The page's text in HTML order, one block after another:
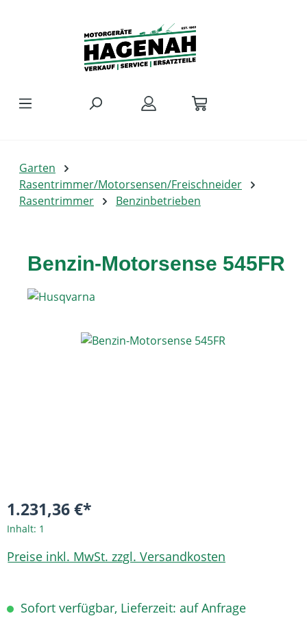
Garten
Rasentrimmer/Motorsensen/Freischneider
Rasentrimmer
Benzinbetrieben
Benzin-Motorsense 545FR
Bildergalerie überspringen
1.231,36 €*
Inhalt: 1
Preise inkl. MwSt. zzgl. Versandkosten
Sofort verfügbar, Lieferzeit: auf Anfrage